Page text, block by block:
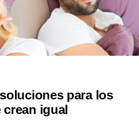
para los
igual